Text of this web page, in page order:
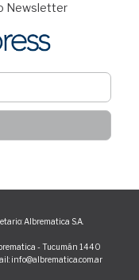
Newsletter
Albrematica S.A.
- Tucumán 1440
info@albrematica.com.ar